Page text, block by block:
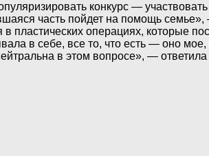
конкурс —
часть пойдет на помощь
пластических операциях, которые
в себе, все то, что есть — оно мое,
в этом вопросе», —